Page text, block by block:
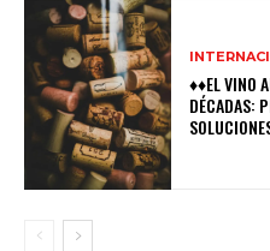
♦♦EL VINO
DÉCADAS: